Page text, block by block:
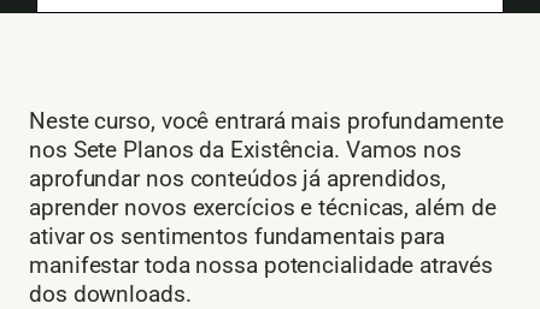
Neste curso, você entrará mais profundamente
nos Sete Planos da Existência. Vamos nos
aprofundar nos conteúdos já aprendidos,
aprender novos exercícios e técnicas, além de
ativar os sentimentos fundamentais para
manifestar toda nossa potencialidade através
dos downloads.